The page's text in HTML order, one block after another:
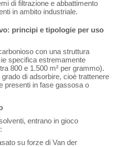
di filtrazione e abbattimento
in ambito industriale.
principi e tipologie per uso
con una struttura
specifica estremamente
800 e 1.500 m² per grammo).
di adsorbire, cioè trattenere
presenti in fase gassosa o
entrano in gioco
su forze di Van der